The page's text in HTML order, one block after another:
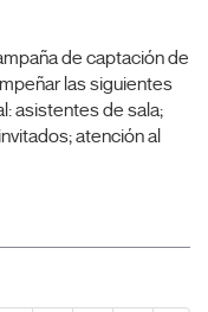
de captación de
las siguientes
asistentes de sala;
atención al